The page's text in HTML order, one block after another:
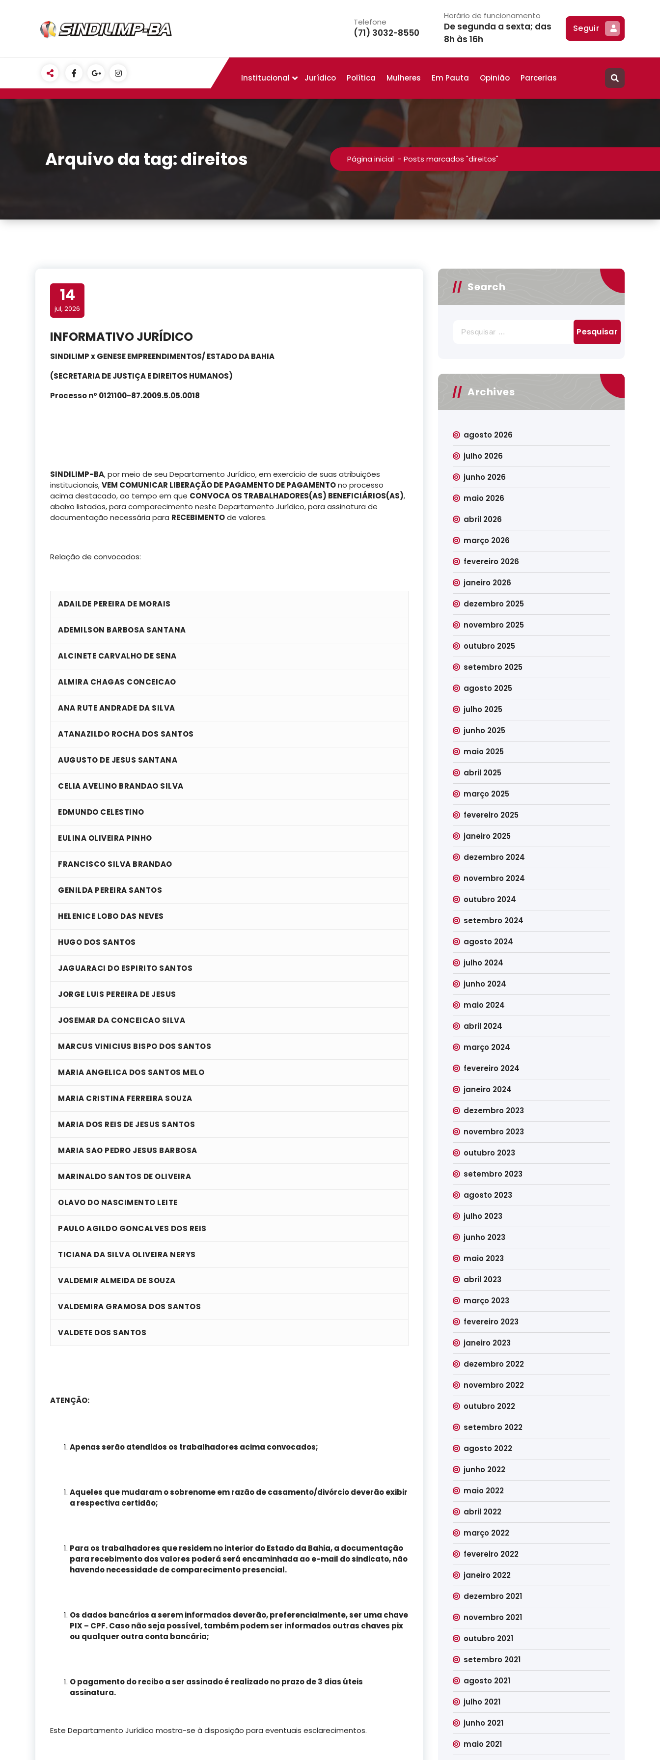
Telefone
(71) 3032-8550
Horário de funcionamento
De segunda a sexta; das
8h às 16h
Seguir
Institucional Jurídico Política Mulheres Em Pauta Opinião Parcerias
Arquivo da tag: direitos Página inicial - Posts marcados "direitos"
14
jul, 2026
INFORMATIVO JURÍDICO
SINDILIMP x GENESE EMPREENDIMENTOS/ ESTADO DA BAHIA
(SECRETARIA DE JUSTIÇA E DIREITOS HUMANOS)
Processo nº 0121100-87.2009.5.05.0018
SINDILIMP-BA, por meio de seu Departamento Jurídico, em exercício de suas atribuições
institucionais,VEM COMUNICAR LIBERAÇÃO DE PAGAMENTO DE PAGAMENTOno processo
acima destacado, ao tempo em que CONVOCA OS TRABALHADORES(AS) BENEFICIÁRIOS(AS),
abaixo listados, para comparecimento neste Departamento Jurídico, para assinatura de
documentação necessária para RECEBIMENTOde valores.
Relação de convocados:
ADAILDE PEREIRA DE MORAIS
ADEMILSON BARBOSA SANTANA
ALCINETE CARVALHO DE SENA
ALMIRA CHAGAS CONCEICAO
ANA RUTE ANDRADE DA SILVA
ATANAZILDO ROCHA DOS SANTOS
AUGUSTO DE JESUS SANTANA
CELIA AVELINO BRANDAO SILVA
EDMUNDO CELESTINO
EULINA OLIVEIRA PINHO
FRANCISCO SILVA BRANDAO
GENILDA PEREIRA SANTOS
HELENICE LOBO DAS NEVES
HUGO DOS SANTOS
JAGUARACI DO ESPIRITO SANTOS
JORGE LUIS PEREIRA DE JESUS
JOSEMAR DA CONCEICAO SILVA
MARCUS VINICIUS BISPO DOS SANTOS
MARIA ANGELICA DOS SANTOS MELO
MARIA CRISTINA FERREIRA SOUZA
MARIA DOS REIS DE JESUS SANTOS
MARIA SAO PEDRO JESUS BARBOSA
MARINALDO SANTOS DE OLIVEIRA
OLAVO DO NASCIMENTO LEITE
PAULO AGILDO GONCALVES DOS REIS
TICIANA DA SILVA OLIVEIRA NERYS
VALDEMIR ALMEIDA DE SOUZA
VALDEMIRA GRAMOSA DOS SANTOS
VALDETE DOS SANTOS
ATENÇÃO:
Apenas serão atendidos os trabalhadores acima convocados;
Aqueles que mudaram o sobrenome em razão de casamento/divórcio deverão exibir
a respectiva certidão;
Para os trabalhadores que residem no interior do Estado da Bahia, a documentação
para recebimento dos valores poderá será encaminhada ao e-mail do sindicato, não
havendo necessidade de comparecimento presencial.
Os dados bancários a serem informados deverão, preferencialmente, ser uma chave
PIX – CPF. Caso não seja possível, também podem ser informados outras chaves pix
ou qualquer outra conta bancária;
O pagamento do recibo a ser assinado é realizadono prazo de 3 dias úteis
assinatura.
Este Departamento Jurídico mostra-se à disposição para eventuais esclarecimentos.
Search
por:
Archives
agosto 2026
julho 2026
junho 2026
maio 2026
abril 2026
março 2026
fevereiro 2026
janeiro 2026
dezembro 2025
novembro 2025
outubro 2025
setembro 2025
agosto 2025
julho 2025
junho 2025
maio 2025
abril 2025
março 2025
fevereiro 2025
janeiro 2025
dezembro 2024
novembro 2024
outubro 2024
setembro 2024
agosto 2024
julho 2024
junho 2024
maio 2024
abril 2024
março 2024
fevereiro 2024
janeiro 2024
dezembro 2023
novembro 2023
outubro 2023
setembro 2023
agosto 2023
julho 2023
junho 2023
maio 2023
abril 2023
março 2023
fevereiro 2023
janeiro 2023
dezembro 2022
novembro 2022
outubro 2022
setembro 2022
agosto 2022
junho 2022
maio 2022
abril 2022
março 2022
fevereiro 2022
janeiro 2022
dezembro 2021
novembro 2021
outubro 2021
setembro 2021
agosto 2021
julho 2021
junho 2021
maio 2021